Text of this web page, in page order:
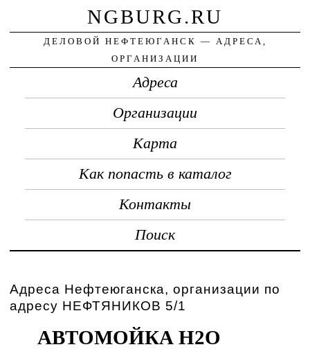
NGBURG.RU
ДЕЛОВОЙ НЕФТЕЮГАНСК — АДРЕСА,
ОРГАНИЗАЦИИ
Адреса
Организации
Карта
Как попасть в каталог
Контакты
Поиск
Адреса Нефтеюганска, организации по
адресу НЕФТЯНИКОВ 5/1
АВТОМОЙКА Н2О